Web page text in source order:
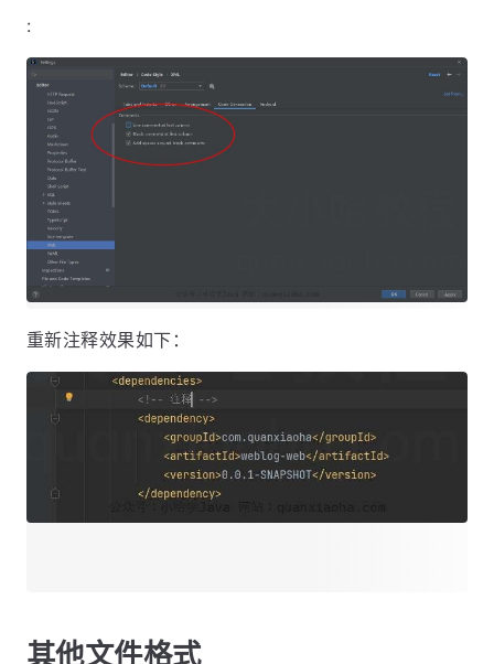
:
重新注释效果如下：
其他文件格式